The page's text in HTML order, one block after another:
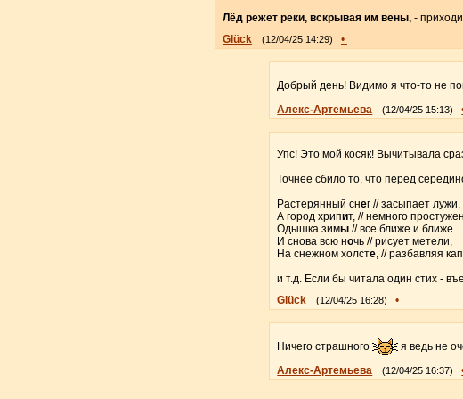
Лёд режет реки, вскрывая им вены,-
Glück
(12/04/25 14:29) •
Добрый день! Видимо я что-то не
Алекс-Артемьева
(12/04/25 15:13)
Упс! Это мой косяк! Вычитывала
Точнее сбило то, что перед
Растерянный снег // засыпает лужи,
А город хрипит, // немного простужен.
Одышка зимы // все ближе и ближе .
И снова всю ночь // рисует метели,
На снежном холсте , // разбавляя
и т.д. Если бы читала один стих -
Glück
(12/04/25 16:28) •
Ничего страшного я ведь не
Алекс-Артемьева
(12/04/25 16:37)